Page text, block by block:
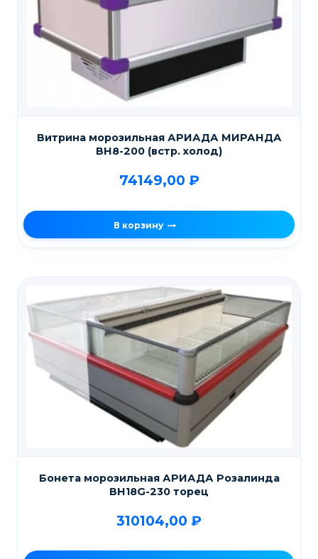
Витрина морозильная АРИАДА МИРАНДА
ВН8-200 (встр. холод)
74149,00 ₽
В корзину
Бонета морозильная АРИАДА Розалинда
ВН18G-230 торец
310104,00 ₽